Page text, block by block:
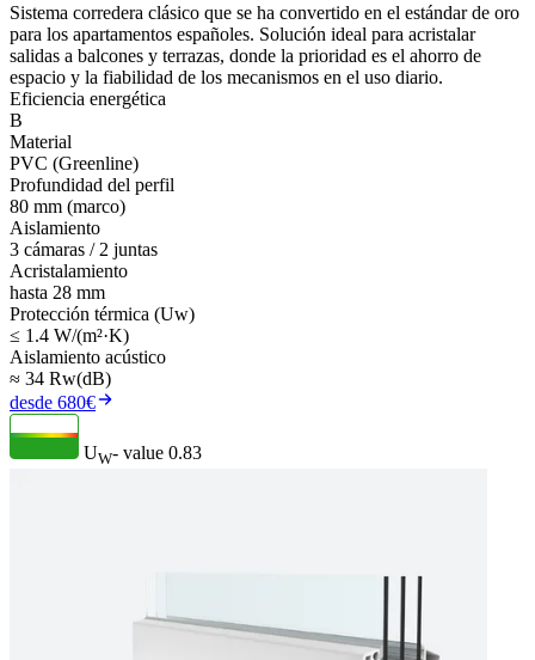
Sistema corredera clásico que se ha convertido en el estándar de oro
para los apartamentos españoles. Solución ideal para acristalar
salidas a balcones y terrazas, donde la prioridad es el ahorro de
espacio y la fiabilidad de los mecanismos en el uso diario.
Eficiencia energética
B
Material
PVC (Greenline)
Profundidad del perfil
80 mm (marco)
Aislamiento
3 cámaras / 2 juntas
Acristalamiento
hasta 28 mm
Protección térmica (Uw)
≤ 1.4 W/(m²·K)
Aislamiento acústico
≈ 34 Rw(dB)
desde 680€
UW- value 0.83